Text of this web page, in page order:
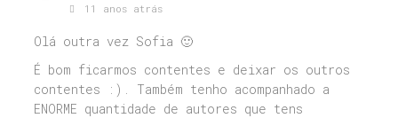
11 anos atrás
Olá outra vez Sofia 🙂
É bom ficarmos contentes e deixar os outros
contentes :). Também tenho acompanhado a
ENORME quantidade de autores que tens